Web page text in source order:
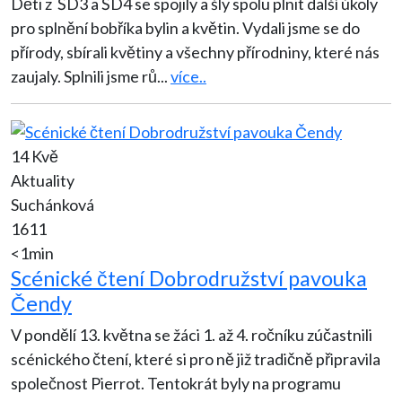
Děti z ŠD3 a ŠD4 se spojily a šly spolu plnit další úkoly
pro splnění bobříka bylin a květin. Vydali jsme se do
přírody, sbírali květiny a všechny přírodniny, které nás
zaujaly. Splnili jsme rů...více..
14 Kvě
Aktuality
Suchánková
1611
<1min
Scénické čtení Dobrodružství pavouka
Čendy
V pondělí 13. května se žáci 1. až 4. ročníku zúčastnili
scénického čtení, které si pro ně již tradičně připravila
společnost Pierrot. Tentokrát byly na programu